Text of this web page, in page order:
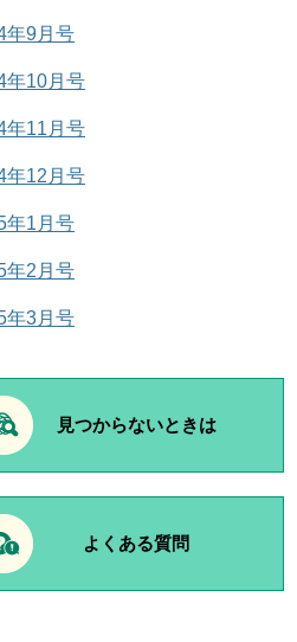
年9月号
年10月号
年11月号
年12月号
年1月号
年2月号
年3月号
見つからないときは
よくある質問